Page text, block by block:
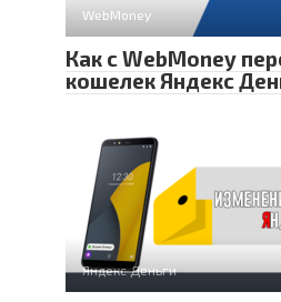
WebMoney
Как с WebMoney
кошелек Яндекс
Яндекс Деньги